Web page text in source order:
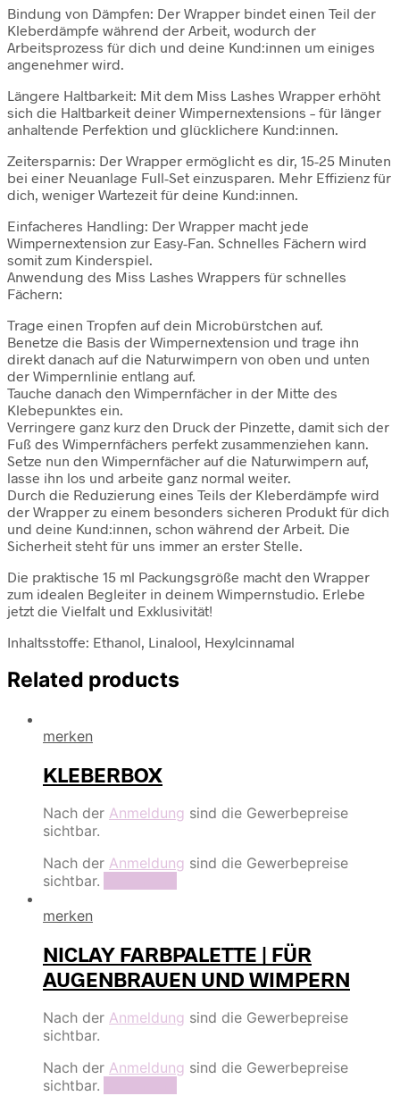
Bindung von Dämpfen: Der Wrapper bindet einen Teil der
Kleberdämpfe während der Arbeit, wodurch der
Arbeitsprozess für dich und deine Kund:innen um einiges
angenehmer wird.
Längere Haltbarkeit: Mit dem Miss Lashes Wrapper erhöht
sich die Haltbarkeit deiner Wimpernextensions – für länger
anhaltende Perfektion und glücklichere Kund:innen.
Zeitersparnis: Der Wrapper ermöglicht es dir, 15-25 Minuten
bei einer Neuanlage Full-Set einzusparen. Mehr Effizienz für
dich, weniger Wartezeit für deine Kund:innen.
Einfacheres Handling: Der Wrapper macht jede
Wimpernextension zur Easy-Fan. Schnelles Fächern wird
somit zum Kinderspiel.
Anwendung des Miss Lashes Wrappers für schnelles
Fächern:
Trage einen Tropfen auf dein Microbürstchen auf.
Benetze die Basis der Wimpernextension und trage ihn
direkt danach auf die Naturwimpern von oben und unten
der Wimpernlinie entlang auf.
Tauche danach den Wimpernfächer in der Mitte des
Klebepunktes ein.
Verringere ganz kurz den Druck der Pinzette, damit sich der
Fuß des Wimpernfächers perfekt zusammenziehen kann.
Setze nun den Wimpernfächer auf die Naturwimpern auf,
lasse ihn los und arbeite ganz normal weiter.
Durch die Reduzierung eines Teils der Kleberdämpfe wird
der Wrapper zu einem besonders sicheren Produkt für dich
und deine Kund:innen, schon während der Arbeit. Die
Sicherheit steht für uns immer an erster Stelle.
Die praktische 15 ml Packungsgröße macht den Wrapper
zum idealen Begleiter in deinem Wimpernstudio. Erlebe
jetzt die Vielfalt und Exklusivität!
Inhaltsstoffe: Ethanol, Linalool, Hexylcinnamal
Related products
merken
KLEBERBOX
Nach der Anmeldung sind die Gewerbepreise
sichtbar.
Nach der Anmeldung sind die Gewerbepreise
sichtbar.
merken
NICLAY FARBPALETTE | FÜR
AUGENBRAUEN UND WIMPERN
Nach der Anmeldung sind die Gewerbepreise
sichtbar.
Nach der Anmeldung sind die Gewerbepreise
sichtbar.